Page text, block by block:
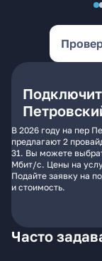
В 2026 году на пер
предлагают 2
31. Вы можете
Мбит/с. Цены на
Подайте заявку на
и стоимость.
Часто